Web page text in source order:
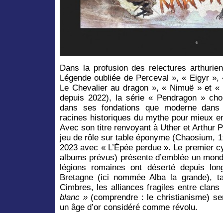
Dans la profusion des relectures
Légende oubliée de Perceval », « Eigyr
Le Chevalier au dragon », « Nimuë » et
depuis 2022), la série « Pendragon »
dans ses fondations que moderne
racines historiques du mythe pour mieux
Avec son titre renvoyant à Uther et Arthur
jeu de rôle sur table éponyme (Chaosium,
2023 avec « L’Épée perdue ». Le premier
albums prévus) présente d’emblée un
légions romaines ont déserté depuis
Bretagne (ici nommée Alba la grande),
Cimbres, les alliances fragiles entre
blanc »(comprendre : le christianisme)
un âge d’or considéré comme révolu.